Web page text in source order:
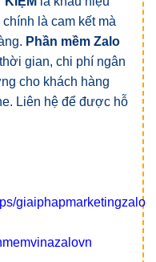
chính là cam kết mà
Phần mềm Zalo
gian, chi phí ngân
cho khách hàng
Liên hệ để được hỗ
giaiphapmarketingzalo